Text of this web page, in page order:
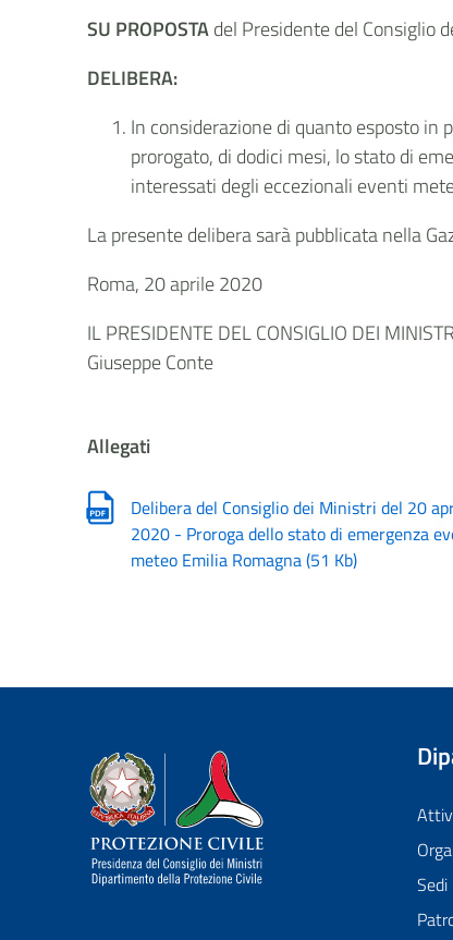
SU PROPOSTAdel Presidente del Consiglio
DELIBERA:
In considerazione di quanto esposto in
prorogato, di dodici mesi, lo stato di
interessati degli eccezionali eventi
La presente delibera sarà pubblicata nella
Roma, 20 aprile 2020
IL PRESIDENTE DEL CONSIGLIO DEI
Giuseppe Conte
Allegati
Delibera del Consiglio dei Ministri del 20
2020 - Proroga dello stato di emergenza
meteo Emilia Romagna(51 Kb)
Dipartimento della Protezione
Sedi